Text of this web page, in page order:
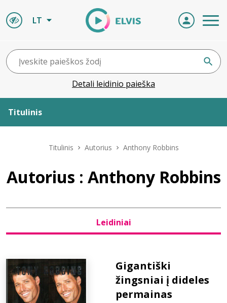
LT
Detali leidinio paieška
Titulinis
Leidiniai
D.U.K.
Titulinis Autorius Anthony Robbins
Autorius : Anthony Robbins
Leidiniai
Gigantiški
žingsniai į dideles
permainas